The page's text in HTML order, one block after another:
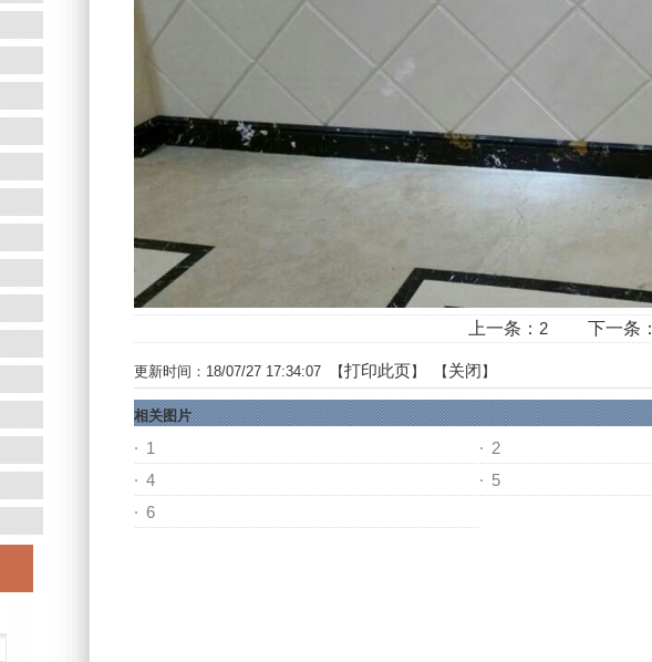
上一条： 2下一条
更新时间：18/07/27 17:34:07 【打印此页】 【 关闭 】
相关图片
1
2
4
5
6